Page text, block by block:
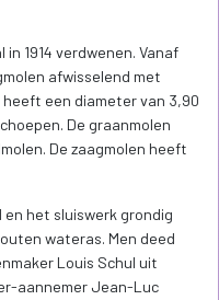
1914 verdwenen. Vanaf
afwisselend met
een diameter van 3,90
De graanmolen
De zaagmolen heeft
en het sluiswerk grondig
wateras. Men deed
Louis Schul uit
aannemer Jean-Luc